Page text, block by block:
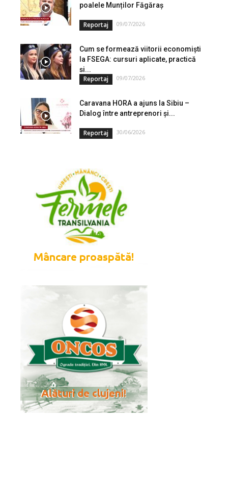
poalele Munților Făgăraș
Reportaj 09/07/2026
Cum se formează viitorii economiști
la FSEGA: cursuri aplicate, practică
și...
Reportaj 09/07/2026
Caravana HORA a ajuns la Sibiu –
Dialog între antreprenori și...
Reportaj 30/06/2026